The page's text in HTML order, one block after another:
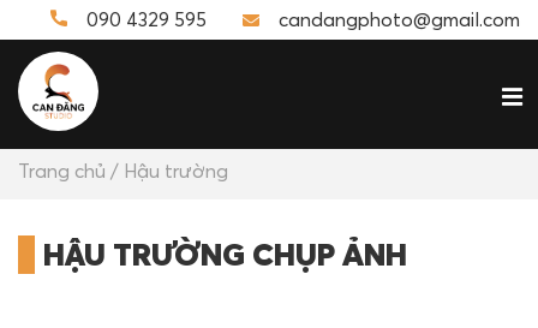
090 4329 595 candangphoto@gmail.com
Trang chủ / Hậu trường
HẬU TRƯỜNG CHỤP ẢNH